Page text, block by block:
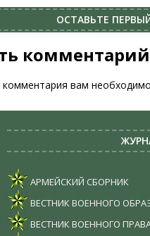
ОСТАВЬТЕ
комментарий
комментария вам
АРМЕЙСКИЙ СБОРНИК
ВЕСТНИК ВОЕННОГО
ВЕСТНИК ВОЕННОГО